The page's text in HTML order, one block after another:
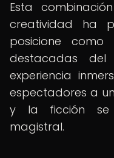
Esta
creatividad ha
posicione
destacadas del
experiencia
espectadores a
y la ficción se
magistral.